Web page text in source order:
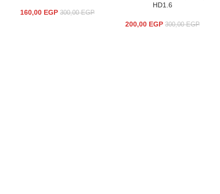
HD1.6
300,00EGP
200,00 EGP
300,00EGP
160,00 EGP